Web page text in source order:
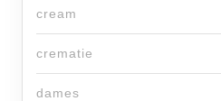
cream
crematie
dames